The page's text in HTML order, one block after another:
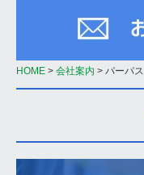
過去のNEWS
会社案内
当社の特長
HOME 会社案内 パーパス